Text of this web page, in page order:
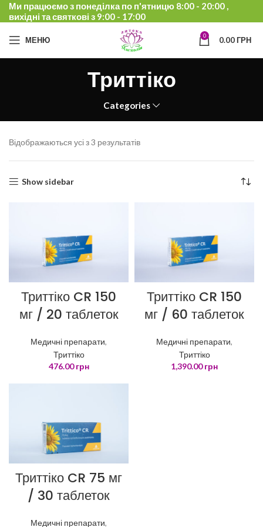
Ми працюємо з понеділка по п'ятницю 8:00 - 20:00 ,
вихідні та святкові з 9:00 - 17:00
МЕНЮ 0 0.00ГРН
Триттіко
Categories
Відображаються усі з 3 результатів
Show sidebar
Триттіко CR 150
мг / 20 таблеток
Медичні препарати,
Триттіко
476.00грн
Триттіко CR 150
мг / 60 таблеток
Медичні препарати,
Триттіко
1,390.00грн
Триттіко CR 75 мг
/ 30 таблеток
Медичні препарати,